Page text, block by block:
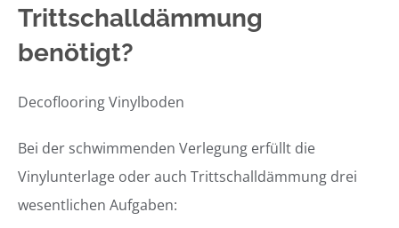
Trittschalldämmung
benötigt?
Decoflooring Vinylboden
Bei der schwimmenden Verlegung erfüllt die
Vinylunterlage oder auch Trittschalldämmung drei
wesentlichen Aufgaben: